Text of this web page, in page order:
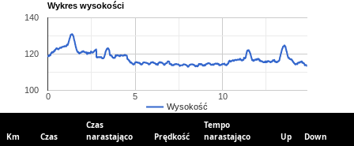
Wykres wysokości
Wysokość
0 5 10
100
120
140
Km Czas
Czas
narastająco
Prędkość
Tempo
narastająco
Up Down